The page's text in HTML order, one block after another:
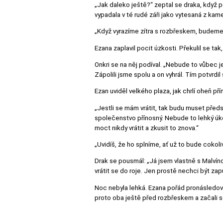
„Jak daleko ještě?“ zeptal se draka, když
vypadala v té rudé záři jako vytesaná z
„Když vyrazíme zítra s rozbřeskem,
Ezana zaplavil pocit úzkosti. Překulil se
Onkri se na něj podíval. „Nebude to
Zápolili jsme spolu a on vyhrál. Tím potvrdil
Ezan uviděl velkého plaza, jak chrlí oheň
„Jestli se mám vrátit, tak budu muset
společenstvo přínosný. Nebude to lehký
moct nikdy vrátit a zkusit to znova.“
„Uvidíš, že ho splníme, ať už to bude
Drak se pousmál: „Já jsem vlastně s
vrátit se do roje. Jen prostě nechci být
Noc nebyla lehká. Ezana pořád
proto oba ještě před rozbřeskem a začali